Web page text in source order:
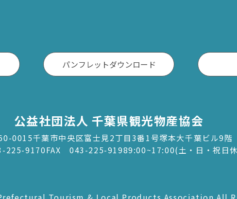
パンフレットダウンロード
公益社団法人 千葉県観光物産協会
0015千葉市中央区富士見2丁目3番1号塚本大千葉ビル9階
225-9170FAX 043-225-91989:00~17:00(土・日・祝日休